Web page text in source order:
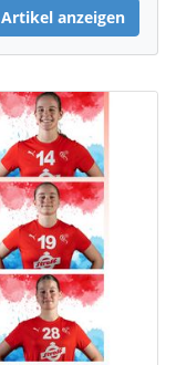
Artikel anzeigen